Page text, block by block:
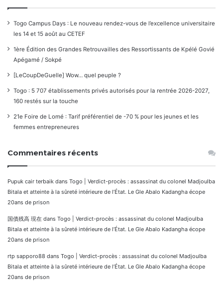
Togo Campus Days : Le nouveau rendez-vous de l’excellence universitaire
les 14 et 15 août au CETEF
1ère Édition des Grandes Retrouvailles des Ressortissants de Kpélé Govié
Apégamé / Sokpé
[LeCoupDeGuelle] Wow… quel peuple ?
Togo : 5 707 établissements privés autorisés pour la rentrée 2026-2027,
160 restés sur la touche
21e Foire de Lomé : Tarif préférentiel de -70 % pour les jeunes et les
femmes entrepreneures
Commentaires récents
Pupuk cair terbaik dans Togo | Verdict-procès : assassinat du colonel Madjoulba
Bitala et atteinte à la sûreté intérieure de l’État. Le Gle Abalo Kadangha écope
20ans de prison
国債残高 現在 dans Togo | Verdict-procès : assassinat du colonel Madjoulba
Bitala et atteinte à la sûreté intérieure de l’État. Le Gle Abalo Kadangha écope
20ans de prison
rtp sapporo88 dans Togo | Verdict-procès : assassinat du colonel Madjoulba
Bitala et atteinte à la sûreté intérieure de l’État. Le Gle Abalo Kadangha écope
20ans de prison